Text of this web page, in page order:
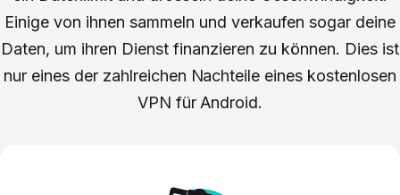
Einige von ihnen sammeln und verkaufen sogar deine
Daten, um ihren Dienst finanzieren zu können. Dies ist
nur eines der zahlreichen Nachteile eines kostenlosen
VPN für Android.